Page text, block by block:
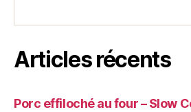
Articles récents
Porc effiloché au four – Slow